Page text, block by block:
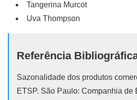
Tangerina Murcot
Uva Thompson
Referência
Sazonalidade dos produtos
ETSP. São Paulo: Companhia de